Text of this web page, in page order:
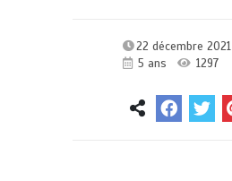
22 décembre 2021
5 ans
1297